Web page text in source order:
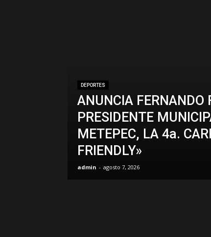
DEPORTES
ANUNCIA FERNANDO
PRESIDENTE
METEPEC, LA 4a.
FRIENDLY»
admin - agosto 7, 2026